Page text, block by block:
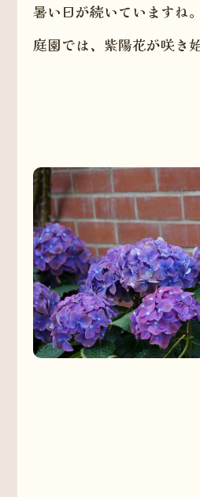
暑い日が続いていますね。
庭園では、紫陽花が咲